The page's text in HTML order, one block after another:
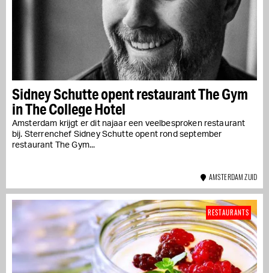
Sidney Schutte opent restaurant The Gym
in The College Hotel
Amsterdam krijgt er dit najaar een veelbesproken restaurant
bij. Sterrenchef Sidney Schutte opent rond september
restaurant The Gym...
AMSTERDAM ZUID
RESTAURANTS